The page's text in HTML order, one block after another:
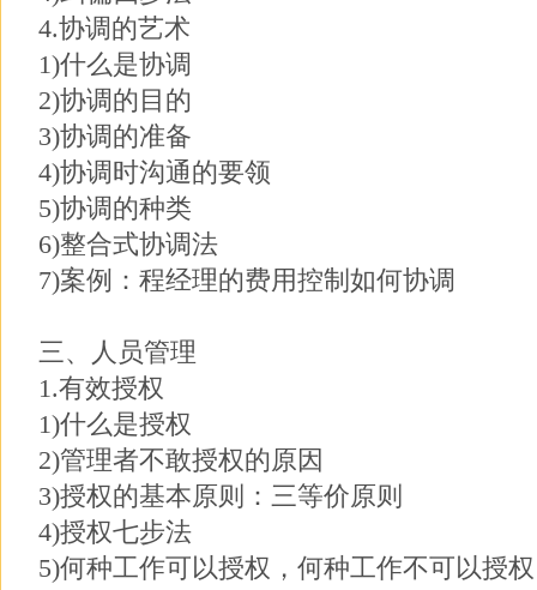
4.协调的艺术
1)什么是协调
2)协调的目的
3)协调的准备
4)协调时沟通的要领
5)协调的种类
6)整合式协调法
7)案例：程经理的费用控制如何协调
三、人员管理
1.有效授权
1)什么是授权
2)管理者不敢授权的原因
3)授权的基本原则：三等价原则
4)授权七步法
5)何种工作可以授权，何种工作不可以授权